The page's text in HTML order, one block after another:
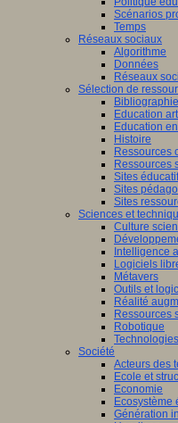
Scénarios
Temps
Réseaux sociaux
Algorithme
Données
Réseaux
Sélection de
Education
Education
Histoire
Ressources
Ressources
Sites
Sites
Sites
Sciences et
Culture
Intelligence
Logiciels
Métavers
Outils et
Réalité
Ressources
Robotique
Technologies
Société
Acteurs des
Ecole et
Economie
Ecosystème
Génération